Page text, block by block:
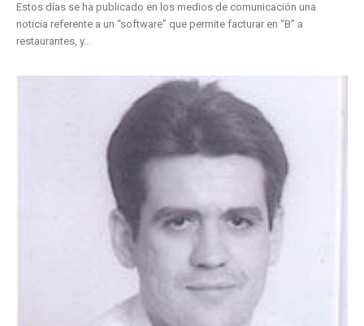
Estos días se ha publicado en los medios de comunicación una
noticia referente a un “software” que permite facturar en “B” a
restaurantes, y...